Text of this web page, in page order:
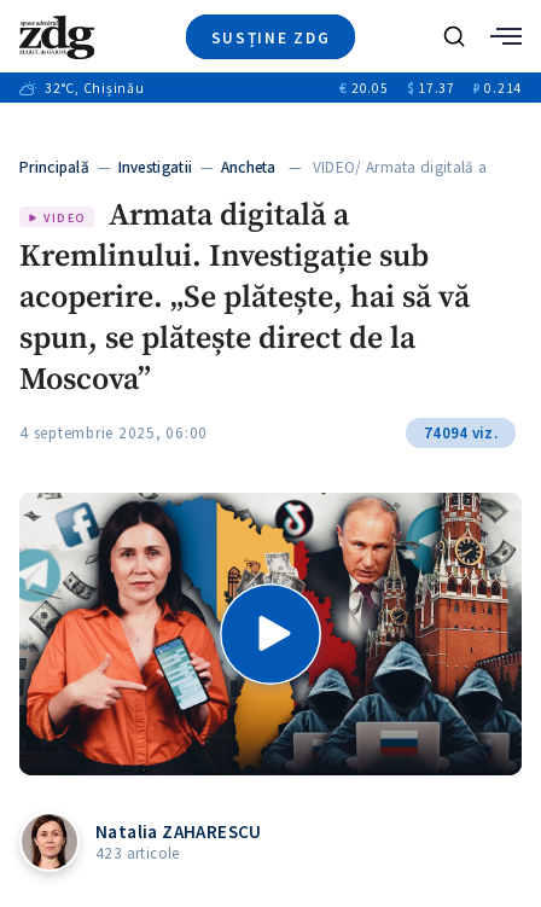
SUSȚINE ZDG
Ştiri
+11
Video
Special
+1
Blog
ZdGust
Caută
32°C, Chișinău € 20.05 $ 17.37 ₽ 0.214
Principală — Investigatii — Ancheta
— VIDEO/ Armata digitală a
VIDEO
Armata digitală a
Kremlinului. Investigație sub
acoperire. „Se plătește, hai să vă
spun, se plătește direct de la
Moscova”
4 septembrie 2025, 06:00 74094 viz.
Natalia ZAHARESCU
423 articole